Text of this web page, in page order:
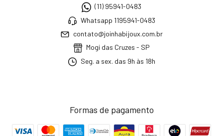
(11) 95941-0483
Whatsapp 1195941-0483
contato@joinhabijoux.com.br
Mogi das Cruzes - SP
Seg. a sex. das 9h às 18h
Formas de pagamento